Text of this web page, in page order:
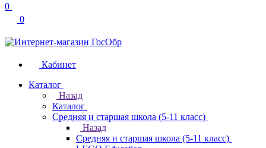
0
0
Кабинет
Каталог
Назад
Каталог
Средняя и старшая школа (5-11 класс)
Назад
Средняя и старшая школа (5-11 класс)